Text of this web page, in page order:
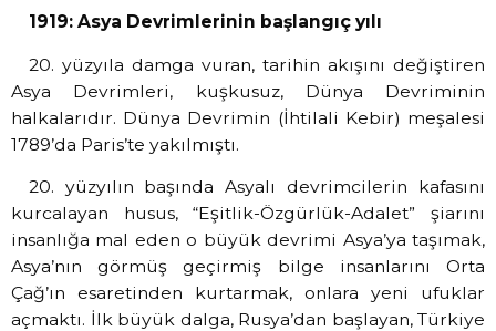
1919: Asya Devrimlerinin başlangıç yılı
20. yüzyıla damga vuran, tarihin akışını değiştiren
Asya Devrimleri, kuşkusuz, Dünya Devriminin
halkalarıdır. Dünya Devrimin (İhtilali Kebir) meşalesi
1789’da Paris’te yakılmıştı.
20. yüzyılın başında Asyalı devrimcilerin kafasını
kurcalayan husus, “Eşitlik-Özgürlük-Adalet” şiarını
insanlığa mal eden o büyük devrimi Asya’ya taşımak,
Asya’nın görmüş geçirmiş bilge insanlarını Orta
Çağ’ın esaretinden kurtarmak, onlara yeni ufuklar
açmaktı. İlk büyük dalga, Rusya’dan başlayan, Türkiye